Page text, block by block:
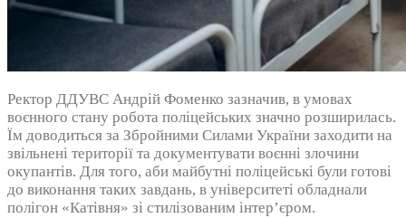
Ректор ДДУВС Андрій Фоменко зазначив, в умовах
воєнного стану робота поліцейських значно розширилась.
Їм доводиться за Збройними Силами України заходити на
звільнені території та документувати воєнні злочини
окупантів. Для того, аби майбутні поліцейські були готові
до виконання таких завдань, в університеті обладнали
полігон «Катівня» зі стилізованим інтер’єром.